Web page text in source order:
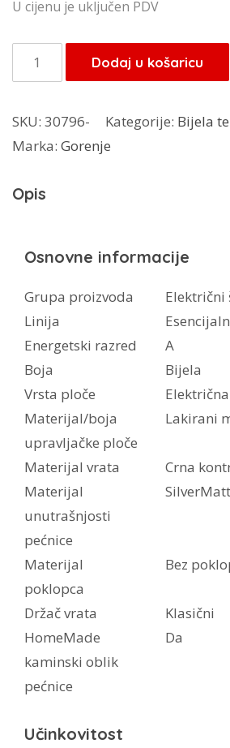
U cijenu je uključen PDV
Gorenje
štednjak
količina
Dodaj u košaricu
SKU: 30796- Kategorije: Bijela
Marka: Gorenje
Opis
Osnovne informacije
Grupa proizvoda
Električni
Linija
Energetski razred
A
Boja
Bijela
Vrsta ploče
Električna
Materijal/boja
upravljačke ploče
Lakirani
Materijal vrata
Crna
Materijal
unutrašnjosti
pećnice
Materijal
poklopca
Bez
Držač vrata
Klasični
HomeMade
kaminski oblik
pećnice
Da
Učinkovitost